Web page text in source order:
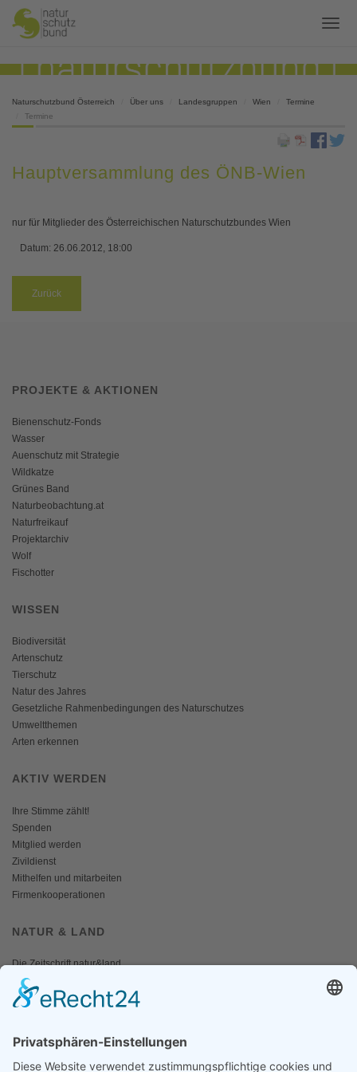
Naturschutzbund Österreich Über uns Landesgruppen Wien
Termine
Termine
Hauptversammlung des ÖNB-Wien
nur für Mitglieder des Österreichischen Naturschutzbundes Wien
Datum: 26.06.2012, 18:00
Zurück
PROJEKTE & AKTIONEN
Bienenschutz-Fonds
Wasser
Auenschutz mit Strategie
Wildkatze
Grünes Band
Naturbeobachtung.at
Naturfreikauf
Projektarchiv
Wolf
Fischotter
WISSEN
Biodiversität
Artenschutz
Tierschutz
Natur des Jahres
Gesetzliche Rahmenbedingungen des Naturschutzes
Umweltthemen
Arten erkennen
AKTIV WERDEN
Ihre Stimme zählt!
Spenden
Mitglied werden
Zivildienst
Mithelfen und mitarbeiten
Firmenkooperationen
NATUR & LAND
Die Zeitschrift natur&land
Archiv
Mediadaten
Fotos und Logos